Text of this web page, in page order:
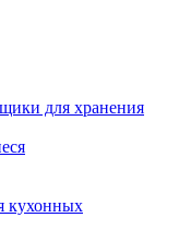
для хранения
кухонных